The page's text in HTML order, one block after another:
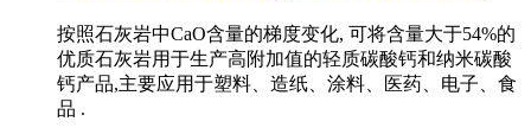
按照石灰岩中CaO含量的梯度变化, 可将含量大于54%的
优质石灰岩用于生产高附加值的轻质碳酸钙和纳米碳酸
钙产品,主要应用于塑料、造纸、涂料、医药、电子、食
品 .